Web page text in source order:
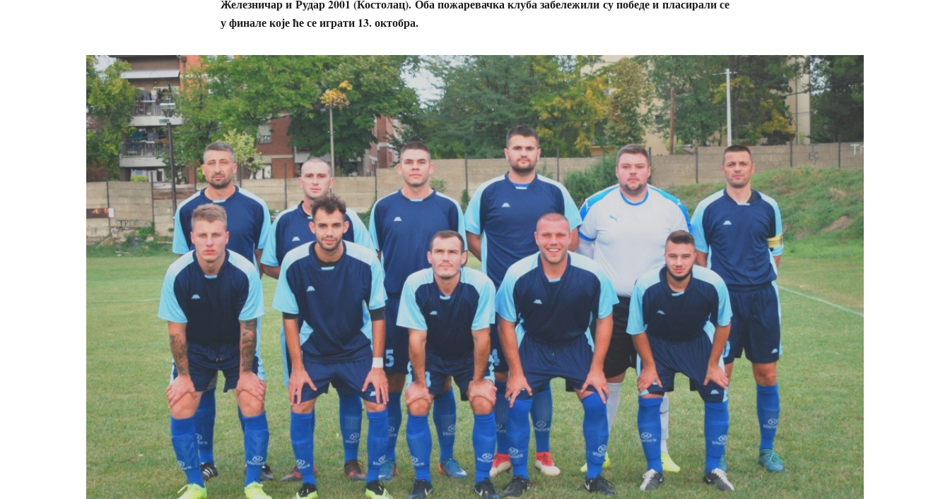
Железничар и Рудар 2001 (Костолац). Оба пожаревачка клуба забележили су победе и пласирали се
у финале које ће се играти 13. октобра.